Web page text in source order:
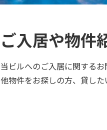
ご入居や物件
当ビルへのご入居に関する
他物件をお探しの方、貸した